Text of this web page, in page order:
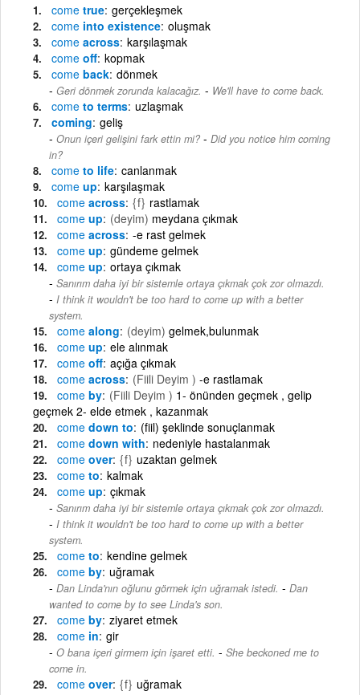
come true gerçekleşmek
come into existence oluşmak
come across karşılaşmak
come off kopmak
come back dönmek
Geri dönmek zorunda kalacağız. - We'll have to come back.
come to terms uzlaşmak
coming geliş
Onun içeri gelişini fark ettin mi? - Did you notice him coming
in?
come to life canlanmak
come up karşılaşmak
come across {f} rastlamak
come up (deyim) meydana çıkmak
come across -e rast gelmek
come up gündeme gelmek
come up ortaya çıkmak
Sanırım daha iyi bir sistemle ortaya çıkmak çok zor olmazdı.
- I think it wouldn't be too hard to come up with a better
system.
come along (deyim) gelmek,bulunmak
come up ele alınmak
come off açığa çıkmak
come across (Fiili Deyim ) -e rastlamak
come by (Fiili Deyim ) 1- önünden geçmek , gelip
geçmek 2- elde etmek , kazanmak
come down to (fiil) şeklinde sonuçlanmak
come down with nedeniyle hastalanmak
come over {f} uzaktan gelmek
come to kalmak
come up çıkmak
Sanırım daha iyi bir sistemle ortaya çıkmak çok zor olmazdı.
- I think it wouldn't be too hard to come up with a better
system.
come to kendine gelmek
come by uğramak
Dan Linda'nın oğlunu görmek için uğramak istedi. - Dan
wanted to come by to see Linda's son.
come by ziyaret etmek
come in gir
O bana içeri girmem için işaret etti. - She beckoned me to
come in.
come over {f} uğramak